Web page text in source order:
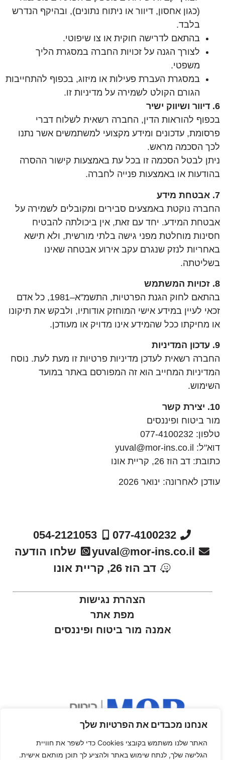
אנחנו מכבדים את הפרטיות שלך
האתר שלנו משתמש בקובצי Cookies כדי לשפר את חוויית
הגלישה שלך, לנתח שימוש באתר ולהציע לך תוכן מותאם אישית.
(כגון אחסון, דיוור או ניתוח נתונים), ובהיקף הנדרש
בלבד.
בהתאם לדרישה חוקית או צו שיפוטי.
לצורך הגנה על זכויות החברה במסגרת הליך
משפטי.
במסגרת העברת פעילות או מיזוג, בכפוף להתחייבות
הגורם הקולט לשמירה על מדיניות זו.
6. דיוור ושיווק ישיר
בכפוף להוראות הדין, החברה רשאית לשלוח דברי
פרסומת, עדכונים ומידע מקצועי למשתמשים אשר נתנו
לכך הסכמה מראש.
ניתן לבטל הסכמה זו בכל עת באמצעות קישור ההסרה
בהודעות או באמצעות פנייה לחברה.
7. אבטחת מידע
החברה נוקטת באמצעים סבירים ומקובלים לשמירה על
אבטחת המידע. יחד עם זאת, אין ביכולתה להבטיח
חסינות מוחלטת מפני גישה בלתי מורשית, ולא תישא
באחריות לנזק שנגרם עקב אירוע אבטחה שאינו
בשליטתה.
8. זכויות המשתמש
בהתאם לחוק הגנת הפרטיות, התשמ"א–1981, כל אדם
זכאי לעיין במידע אישי המוחזק אודותיו, ולבקש את תיקונו
או מחיקתו ככל שהמידע אינו מדויק או מעודכן.
9. עדכון המדיניות
החברה רשאית לעדכן מדיניות פרטיות זו מעת לעת. נוסח
המדיניות המחייב הוא זה המפורסם באתר במועד
השימוש.
10. יצירת קשר
מור ביטוח ופיננסים
טלפון: 077-4100232
דוא"ל: yuval@mor-ins.co.il
כתובת: דב הוז 26, קריית אונו
עודכן לאחרונה: ינואר 2026
077-4100232
054-2121053
yuval@mor-ins.co.il
שלחו הודעה
דב הוז 26, קריית אונו
הצהרת נגישות
מפת אתר
אמנה מור ביטוח ופיננסים